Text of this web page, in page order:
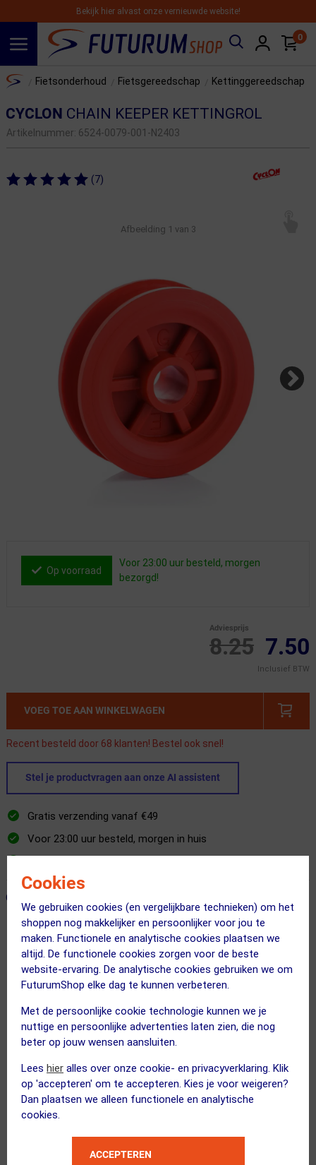
Cookies
We gebruiken cookies (en vergelijkbare technieken) om het
shoppen nog makkelijker en persoonlijker voor jou te
maken. Functionele en analytische cookies plaatsen we
altijd. De functionele cookies zorgen voor de beste
website-ervaring. De analytische cookies gebruiken we om
FuturumShop elke dag te kunnen verbeteren.
Met de persoonlijke cookie technologie kunnen we je
nuttige en persoonlijke advertenties laten zien, die nog
beter op jouw wensen aansluiten.
Lees hier alles over onze cookie- en privacyverklaring. Klik
op 'accepteren' om te accepteren. Kies je voor weigeren?
Dan plaatsen we alleen functionele en analytische
cookies.
ACCEPTEREN
Bekijk hier alvast onze vernieuwde website!
0
Home Fietsonderhoud Fietsgereedschap Kettinggereedschap
CYCLON CHAIN KEEPER KETTINGROL
Artikelnummer: 6524-0079-001-N2403
(7)
Afbeelding 1 van 3
Op voorraad
Voor 23:00 uur besteld, morgen
bezorgd!
8.25
Adviesprijs
7.50
Inclusief BTW
VOEG TOE AAN WINKELWAGEN
Recent besteld door 68 klanten! Bestel ook snel!
Stel je productvragen aan onze AI assistent
Gratis verzending vanaf €49
Voor 23:00 uur besteld, morgen in huis
← Terug naar productnavigatie
ONZE AANBEVOLEN COMBINATIE
Cyclon
Chain Keeper Kettingrol
Montagepasta 50ml
Kies alternatief